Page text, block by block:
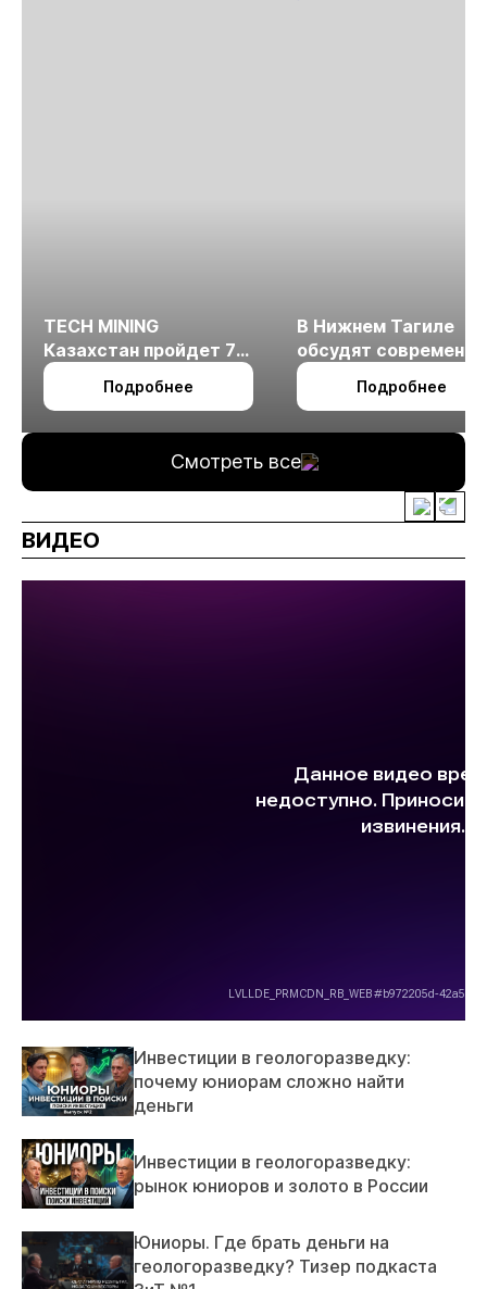
TECH MINING
Казахстан пройдет 7
октября в Алматы
Подробнее
В Нижнем Тагиле
обсудят
технологии
измельчения
Подробнее
Смотреть все
ВИДЕО
Инвестиции в геологоразведку:
почему юниорам сложно найти
деньги
Инвестиции в геологоразведку:
рынок юниоров и золото в России
Юниоры. Где брать деньги на
геологоразведку? Тизер подкаста